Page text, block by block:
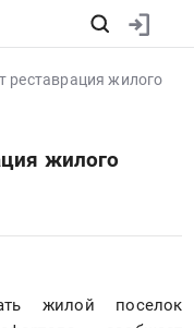
реставрация жилого
жилого
жилой поселок